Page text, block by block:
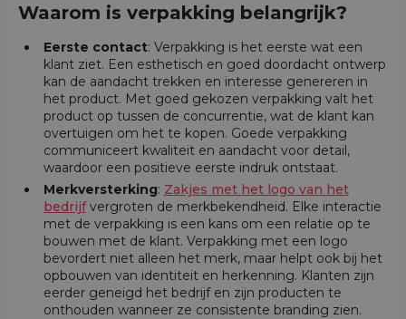
Waarom is verpakking belangrijk?
Eerste contact: Verpakking is het eerste wat een
klant ziet. Een esthetisch en goed doordacht ontwerp
kan de aandacht trekken en interesse genereren in
het product. Met goed gekozen verpakking valt het
product op tussen de concurrentie, wat de klant kan
overtuigen om het te kopen. Goede verpakking
communiceert kwaliteit en aandacht voor detail,
waardoor een positieve eerste indruk ontstaat.
Merkversterking: Zakjes met het logo van het
bedrijfvergroten de merkbekendheid. Elke interactie
met de verpakking is een kans om een relatie op te
bouwen met de klant. Verpakking met een logo
bevordert niet alleen het merk, maar helpt ook bij het
opbouwen van identiteit en herkenning. Klanten zijn
eerder geneigd het bedrijf en zijn producten te
onthouden wanneer ze consistente branding zien.